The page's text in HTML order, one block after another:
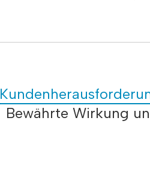
Bewährte Wirkung